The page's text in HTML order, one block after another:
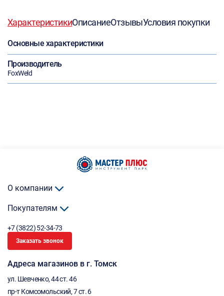
ХарактеристикиОписаниеОтзывыУсловия покупки
Основные характеристики
Производитель
FoxWeld
О компании
Покупателям
+7 (3822) 52-34-73
Заказать звонок
Адреса магазинов в г. Томск
ул. Шевченко, 44 ст. 46
пр-т Комсомольский, 7 ст. 6